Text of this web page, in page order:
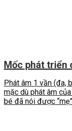
Mốc phát triển
Phát âm 1 vần (đa,
mặc dù phát âm
bé đã nói được